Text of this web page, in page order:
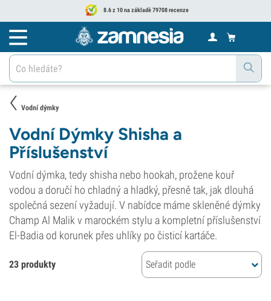
8.6 z 10 na základě 79708 recenze
Vodní dýmky
Vodní Dýmky Shisha a
Příslušenství
Vodní dýmka, tedy shisha nebo hookah, prožene kouř
vodou a doručí ho chladný a hladký, přesně tak, jak dlouhá
společná sezení vyžadují. V nabídce máme skleněné dýmky
Champ Al Malik v marockém stylu a kompletní příslušenství
El-Badia od korunek přes uhlíky po čisticí kartáče.
23 produkty Seřadit podle